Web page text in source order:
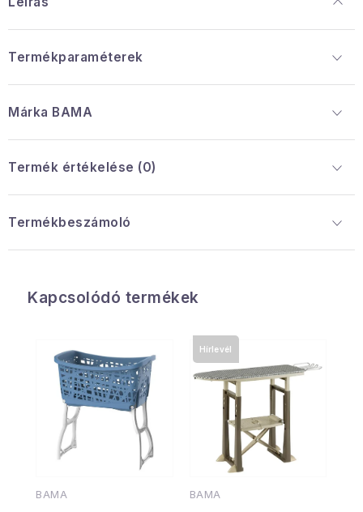
Termékparaméterek
Márka BAMA
Termék értékelése (0)
Termékbeszámoló
Kapcsolódó termékek
BAMA BAMA
Hírlevél